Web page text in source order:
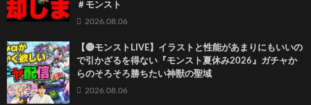
＃モンスト
2026.08.06
【🔴モンストLIVE】イラストと性能があまりにもいいの
で引かざるを得ない『モンスト夏休み2026』ガチャか
らのそろそろ勝ちたい神獣の聖域
2026.08.06